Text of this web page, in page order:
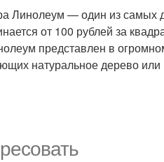
Линолеум — один из самых
от 100 рублей за
представлен в
натуральное дерево или